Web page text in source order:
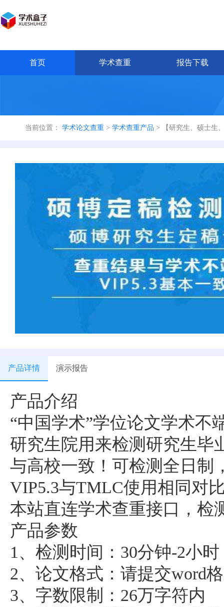
首页 学术查重 报告下载
当前位置： 学术论文查重 > 学术查重产品 > 【研究生、硕士生
产品详情 演示报告
产品介绍
“中国学术”学位论文学术不
研究生院用来检测研究生毕
与高校一致！可检测全日制
VIP5.3与TMLC使用相同对
本站直连学术查重接口，检
产品参数
1、检测时间：30分钟-2小
2、论文格式：请提交word
3、字数限制：26万字符内